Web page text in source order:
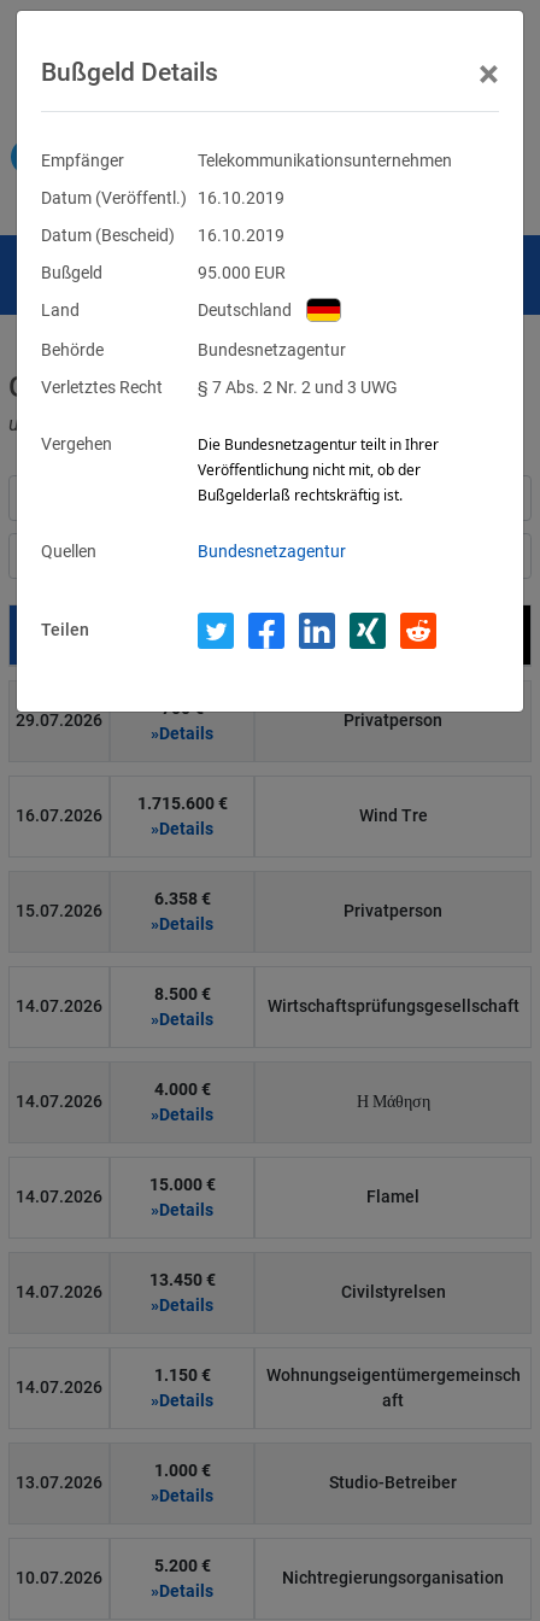
Geldbußen für DSGVO-Verstöße
und für Verletzungen anderer Datenschutzgesetze
Nach Land filtern
Datum Bußgeld Empfänger
29.07.2026
700 €
»Details
Privatperson
16.07.2026
1.715.600 €
»Details
Wind Tre
15.07.2026
6.358 €
»Details
Privatperson
14.07.2026
8.500 €
»Details
Wirtschaftsprüfungsgesellschaft
14.07.2026
4.000 €
»Details
Η Μάθηση
14.07.2026
15.000 €
»Details
Flamel
14.07.2026
13.450 €
»Details
Civilstyrelsen
14.07.2026
1.150 €
»Details
Wohnungseigentümergemeinsch
aft
13.07.2026
1.000 €
»Details
Studio-Betreiber
10.07.2026
5.200 €
»Details
Nichtregierungsorganisation
Bußgeld Details ×
Empfänger
Telekommunikationsunternehmen
Datum (Veröffentl.)
16.10.2019
Datum (Bescheid)
16.10.2019
Bußgeld
95.000 EUR
Land
Deutschland
Behörde
Bundesnetzagentur
Verletztes Recht
§ 7 Abs. 2 Nr. 2 und 3 UWG
Vergehen
Die Bundesnetzagentur teilt in Ihrer
Veröffentlichung nicht mit, ob der
Bußgelderlaß rechtskräftig ist.
Quellen Bundesnetzagentur
Teilen